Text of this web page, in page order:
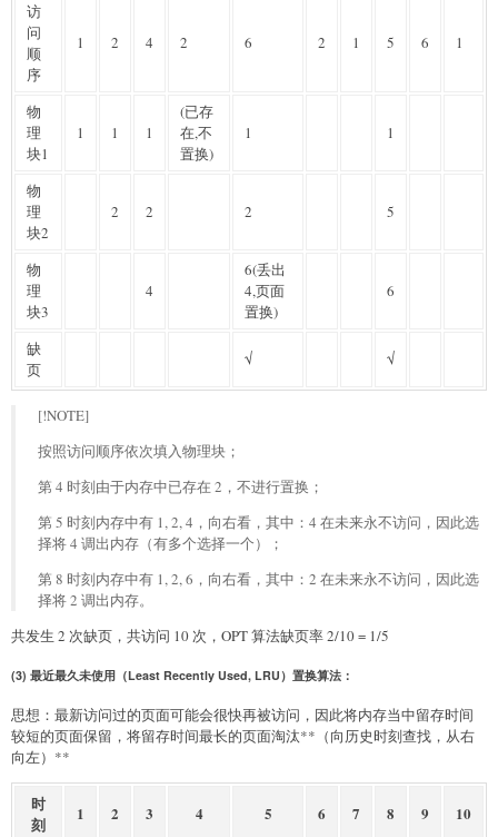
访
问
顺
序
1 2 4 2 6 2 1 5 6 1
物
理
块1
1 1 1
(已存
在,不
置换)
1 1
物
理
块2
2 2 2 5
物
理
块3
4
6(丢出
4,页面
置换)
6
缺
页
√ √
[!NOTE]
按照访问顺序依次填入物理块；
第 4 时刻由于内存中已存在 2，不进行置换；
第 5 时刻内存中有 1, 2, 4，向右看，其中：4 在未来永不访问，因此选
择将 4 调出内存（有多个选择一个）；
第 8 时刻内存中有 1, 2, 6，向右看，其中：2 在未来永不访问，因此选
择将 2 调出内存。
共发生 2 次缺页，共访问 10 次，OPT 算法缺页率 2/10 = 1/5
(3) 最近最久未使用（Least Recently Used, LRU）置换算法：
思想：最新访问过的页面可能会很快再被访问，因此将内存当中留存时间
较短的页面保留，将留存时间最长的页面淘汰**（向历史时刻查找，从右
向左）**
时
刻
1 2 3 4 5 6 7 8 9 10